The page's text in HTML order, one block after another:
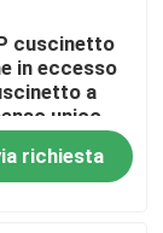
cuscinetto
in eccesso
a
unico
richiesta